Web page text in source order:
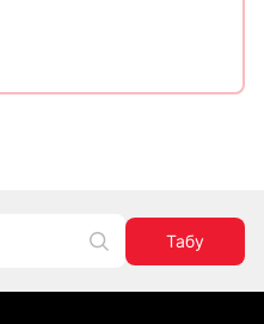
Табу